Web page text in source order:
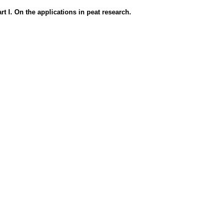
I. On the applications in peat research.